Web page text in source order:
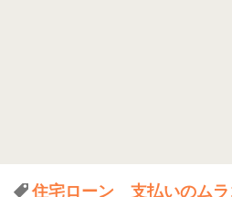
住宅ローン 支払いのムラ